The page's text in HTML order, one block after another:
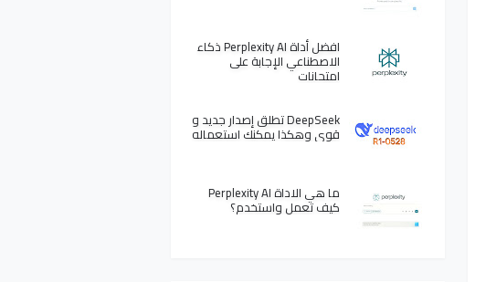
افضل أداة Perplexity AI ذكاء
الاصطناعي الإجابة على
امتحانات
DeepSeek تطلق إصدار جديد و
قوي وهكذا يمكنك استعماله
ما هي الاداة Perplexity AI
كيف تعمل واستخدم؟